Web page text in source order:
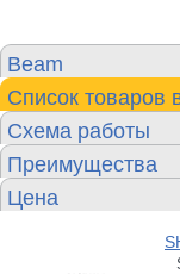
Beam
Список товаров
Схема работы
Преимущества
Цена